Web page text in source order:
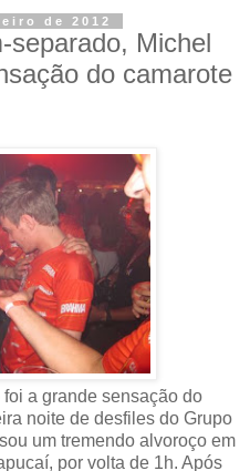
de 2012
separado, Michel
do camarote
a grande sensação do
noite de desfiles do Grupo
um tremendo alvoroço em
por volta de 1h. Após